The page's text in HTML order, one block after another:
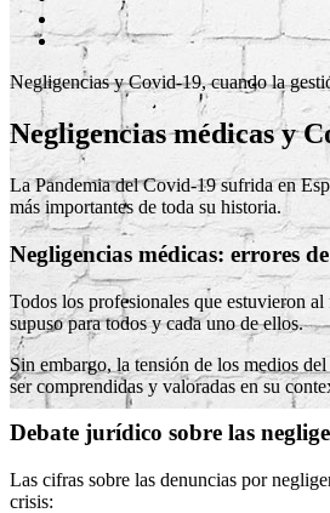
Negligencias y Covid-19, cuando la
Negligencias médicas y
La Pandemia del Covid-19 sufrida en
más importantes de toda su historia.
Negligencias médicas: errores
Todos los profesionales que estuvieron
supuso para todos y cada uno de ellos.
Sin embargo, la tensión de los medios
ser comprendidas y valoradas en su
Debate jurídico sobre las
Las cifras sobre las denuncias por
crisis: